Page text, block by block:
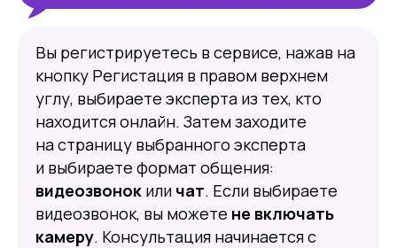
Вы регистрируетесь в сервисе, нажав на
кнопку Регистация в правом верхнем
углу, выбираете эксперта из тех, кто
находится онлайн. Затем заходите
на страницу выбранного эксперта
и выбираете формат общения:
видеозвонок или чат. Если выбираете
видеозвонок, вы можете не включать
камеру. Консультация начинается с